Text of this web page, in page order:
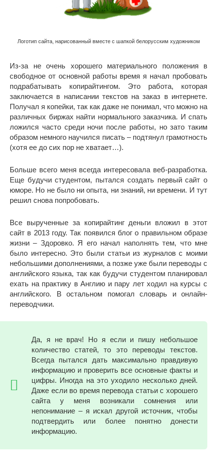
Логотип сайта, нарисованный вместе с шапкой белорусским художником
Из-за не очень хорошего материального положения в
свободное от основной работы время я начал пробовать
подрабатывать копирайтингом. Это работа, которая
заключается в написании текстов на заказ в интернете.
Получал я копейки, так как даже не понимал, что можно на
различных биржах найти нормального заказчика. И спать
ложился часто среди ночи после работы, но зато таким
образом немного научился писать – подтянул грамотность
(хотя ее до сих пор не хватает…).
Больше всего меня всегда интересовала веб-разработка.
Еще будучи студентом, пытался создать первый сайт о
юморе. Но не было ни опыта, ни знаний, ни времени. И тут
решил снова попробовать.
Все вырученные за копирайтинг деньги вложил в этот
сайт в 2013 году. Так появился блог о правильном образе
жизни – Здоровко. Я его начал наполнять тем, что мне
было интересно. Это были статьи из журналов с моими
небольшими дополнениями, а позже уже были переводы с
английского языка, так как будучи студентом планировал
ехать на практику в Англию и пару лет ходил на курсы с
английского. В остальном помогал словарь и онлайн-
переводчики.
Да, я не врач! Но я если и пишу небольшое
количество статей, то это переводы текстов.
Всегда пытался дать максимально правдивую
информацию и проверить все основные факты и
цифры. Иногда на это уходило несколько дней.
Даже если во время перевода статьи с хорошего
сайта у меня возникали сомнения или
непонимание – я искал другой источник, чтобы
подтвердить или более понятно донести
информацию.